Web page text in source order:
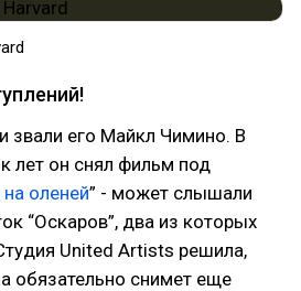
звали его Майкл Чимино. В
лет он снял фильм под
оленей” - может слышали
“Оскаров”, два из которых
United Artists решила,
обязательно снимет еще